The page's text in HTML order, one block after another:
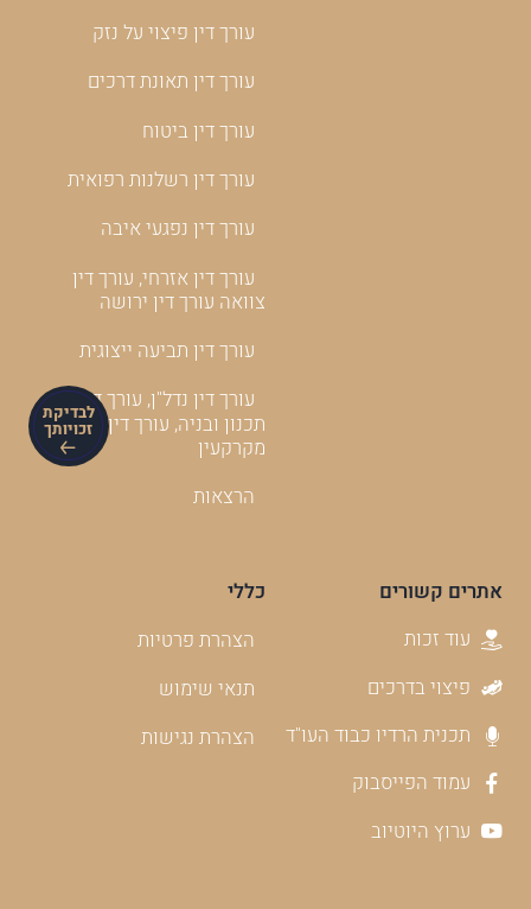
לבדיקת
זכויותך
עורך דין פיצוי על נזק
עורך דין תאונת דרכים
עורך דין ביטוח
עורך דין רשלנות רפואית
עורך דין נפגעי איבה
עורך דין אזרחי, עורך דין
צוואה עורך דין ירושה
עורך דין תביעה ייצוגית
עורך דין נדל"ן, עורך דין
תכנון ובניה, עורך דין
מקרקעין
הרצאות
אתרים קשורים
עוד זכות
פיצוי בדרכים
תכנית הרדיו כבוד העו"ד
עמוד הפייסבוק
ערוץ היוטיוב
כללי
הצהרת פרטיות
תנאי שימוש
הצהרת נגישות